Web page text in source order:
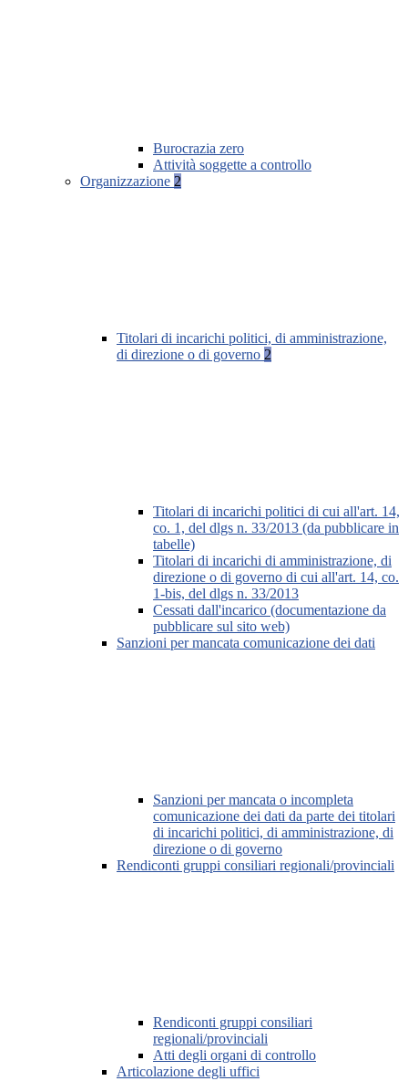
Burocrazia zero
Attività soggette a controllo
Organizzazione 2
Titolari di incarichi politici, di amministrazione,
di direzione o di governo 2
Titolari di incarichi politici di cui all'art. 14,
co. 1, del dlgs n. 33/2013 (da pubblicare in
tabelle)
Titolari di incarichi di amministrazione, di
direzione o di governo di cui all'art. 14, co.
1-bis, del dlgs n. 33/2013
Cessati dall'incarico (documentazione da
pubblicare sul sito web)
Sanzioni per mancata comunicazione dei dati
Sanzioni per mancata o incompleta
comunicazione dei dati da parte dei titolari
di incarichi politici, di amministrazione, di
direzione o di governo
Rendiconti gruppi consiliari regionali/provinciali
Rendiconti gruppi consiliari
regionali/provinciali
Atti degli organi di controllo
Articolazione degli uffici